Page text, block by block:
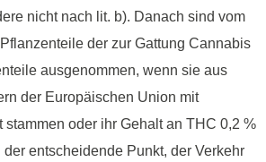
nicht nach lit. b). Danach sind vom
der zur Gattung Cannabis
ausgenommen, wenn sie aus
der Europäischen Union mit
stammen oder ihr Gehalt an THC 0,2 %
entscheidende Punkt, der Verkehr